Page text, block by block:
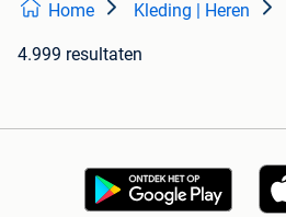
Home Kleding | Heren
4.999 resultaten